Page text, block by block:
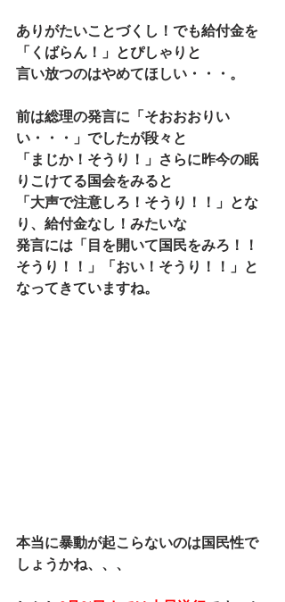
ありがたいことづくし！でも給付金を
「くばらん！」とぴしゃりと
言い放つのはやめてほしい・・・。
前は総理の発言に「そおおおりい
い・・・」でしたが段々と
「まじか！そうり！」さらに昨今の眠
りこけてる国会をみると
「大声で注意しろ！そうり！！」とな
り、給付金なし！みたいな
発言には「目を開いて国民をみろ！！
そうり！！」「おい！そうり！！」と
なってきていますね。
本当に暴動が起こらないのは国民性で
しょうかね、、、